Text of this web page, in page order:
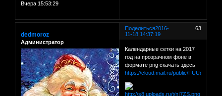
Вчера 15:53:29
Поделиться 63
2016-
11-18 14:37:19
dedmoroz
Администратор
Календарные сетки на 2017
год на прозрачном фоне в
формате png скачать здесь
https://cloud.mail.ru/public/FUUd/